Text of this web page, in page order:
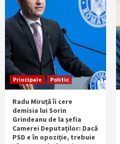
Principale Politic
Radu Miruță îi cere
demisia lui Sorin
Grindeanu de la șefia
Camerei Deputaților: Dacă
PSD e în opoziție, trebuie